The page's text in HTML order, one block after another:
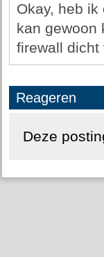
Okay, heb
kan gewoon
firewall dicht
Reageren
Deze